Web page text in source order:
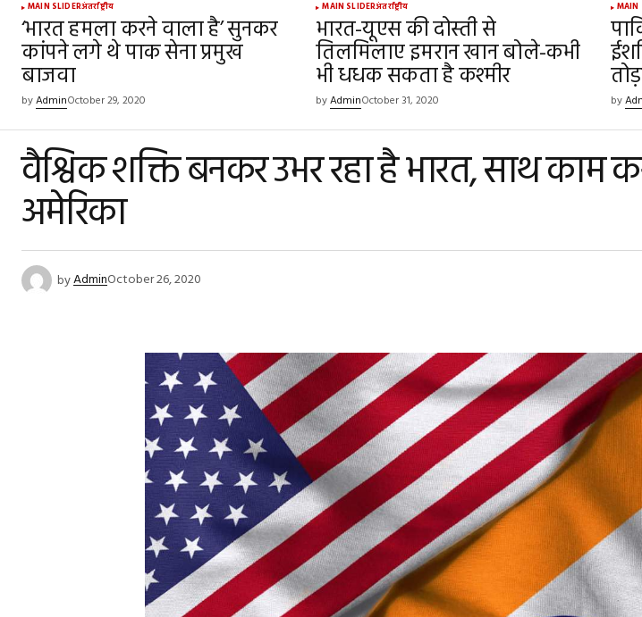
MAIN SLIDERअंतर्राष्ट्रीय
‘भारत हमला करने वाला है’ सुनकर
कांपने लगे थे पाक सेना प्रमुख
बाजवा
byAdminOctober 29, 2020
MAIN SLIDERअंतर्राष्ट्रीय
भारत-यूएस की दोस्ती से
तिलमिलाए इमरान खान बोले-कभी
भी धधक सकता है कश्मीर
byAdminOctober 31, 2020
MAIN
by
वैश्विक शक्ति बनकर उभर रहा है भारत, साथ काम
अमेरिका
byAdminOctober 26, 2020